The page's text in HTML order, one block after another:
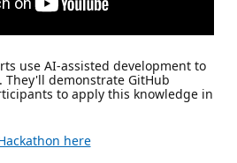
use AI-assisted development to
They'll demonstrate GitHub
to apply this knowledge in
here